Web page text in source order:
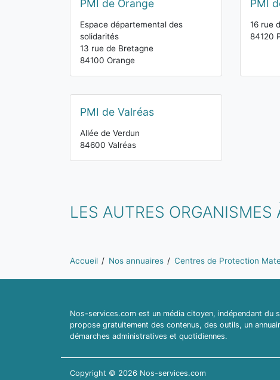
PMI de Orange
Espace départemental des
solidarités
13 rue de Bretagne
84100 Orange
PMI
16 rue
84120
PMI de Valréas
Allée de Verdun
84600 Valréas
LES AUTRES ORGANISMES
Vous êtes ici:
Accueil Nos annuaires Centres de Protection
Nos-services.com est un média citoyen, indépendant du
propose gratuitement des contenus, des outils, un
démarches administratives et quotidiennes.
Copyright © 2026 Nos-services.com